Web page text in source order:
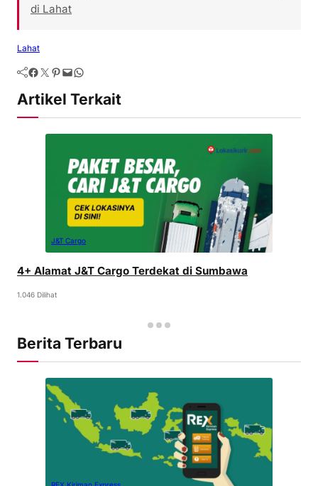
di Lahat
Lahat
Artikel Terkait
J&T Cargo
4+ Alamat J&T Cargo Terdekat di Sumbawa
1.046 Dilihat
Berita Terbaru